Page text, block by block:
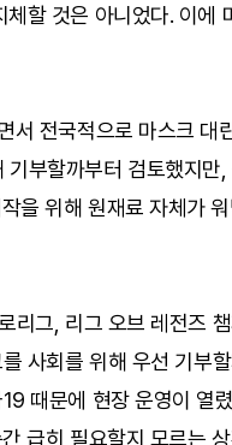
할 것은 아니었다. 이에
서 전국적으로 마스크 대
부할까부터 검토했지만,
을 위해 원재료 자체가
리그, 리그 오브 레전즈
사회를 위해 우선 기부
때문에 현장 운영이 열
급히 필요할지 모르는